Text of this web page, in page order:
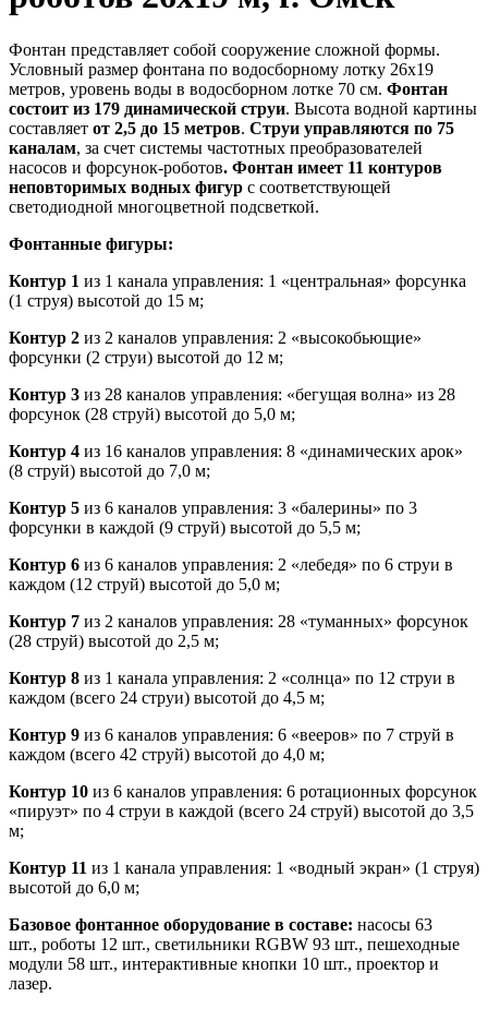
Фонтан представляет собой сооружение сложной формы.
Условный размер фонтана по водосборному лотку 26х19
метров, уровень воды в водосборном лотке 70 см. Фонтан
состоит из 179 динамической струи. Высота водной картины
составляет от 2,5 до 15 метров. Струи управляются по 75
каналам, за счет системы частотных преобразователей
насосов и форсунок-роботов. Фонтан имеет 11 контуров
неповторимых водных фигур с соответствующей
светодиодной многоцветной подсветкой.
Фонтанные фигуры:
Контур 1 из 1 канала управления: 1 «центральная» форсунка
(1 струя) высотой до 15 м;
Контур 2 из 2 каналов управления: 2 «высокобьющие»
форсунки (2 струи) высотой до 12 м;
Контур 3 из 28 каналов управления: «бегущая волна» из 28
форсунок (28 струй) высотой до 5,0 м;
Контур 4 из 16 каналов управления: 8 «динамических арок»
(8 струй) высотой до 7,0 м;
Контур 5 из 6 каналов управления: 3 «балерины» по 3
форсунки в каждой (9 струй) высотой до 5,5 м;
Контур 6 из 6 каналов управления: 2 «лебедя» по 6 струи в
каждом (12 струй) высотой до 5,0 м;
Контур 7 из 2 каналов управления: 28 «туманных» форсунок
(28 струй) высотой до 2,5 м;
Контур 8 из 1 канала управления: 2 «солнца» по 12 струи в
каждом (всего 24 струи) высотой до 4,5 м;
Контур 9 из 6 каналов управления: 6 «вееров» по 7 струй в
каждом (всего 42 струй) высотой до 4,0 м;
Контур 10 из 6 каналов управления: 6 ротационных форсунок
«пируэт» по 4 струи в каждой (всего 24 струй) высотой до 3,5
м;
Контур 11 из 1 канала управления: 1 «водный экран» (1 струя)
высотой до 6,0 м;
Базовое фонтанное оборудование в составе: насосы 63
шт., роботы 12 шт., светильники RGBW 93 шт., пешеходные
модули 58 шт., интерактивные кнопки 10 шт., проектор и
лазер.